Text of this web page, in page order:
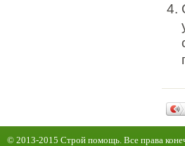
© 2013-2015 Строй помощь. Все права